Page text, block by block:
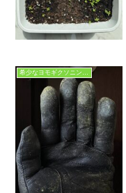
希少なヨモギクソニンジン